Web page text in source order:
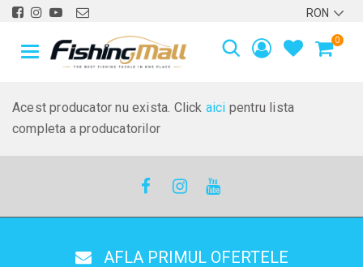
0
Acest producator nu exista. Click aici pentru lista
completa a producatorilor
AFLA PRIMUL OFERTELE